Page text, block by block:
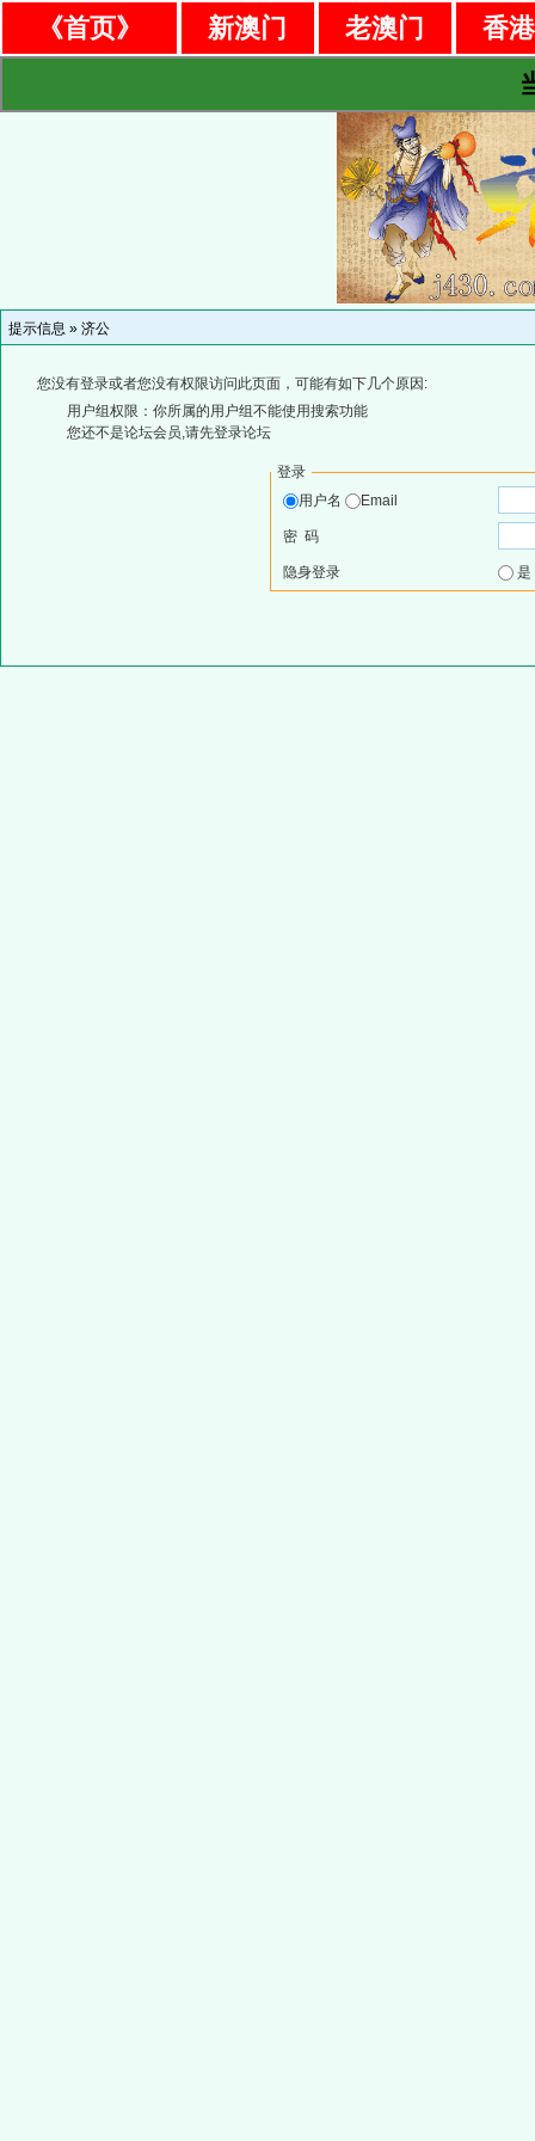
《首页》 新澳门 老澳门
香
提示信息 » 济公
您没有登录或者您没有权限访问此页面，可能有如下几个原因:
用户组权限：你所属的用户组不能使用搜索功能
您还不是论坛会员,请先登录论坛
登录
用户名
Email
密 码
隐身登录